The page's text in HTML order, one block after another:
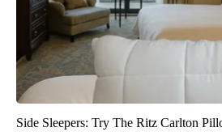
Side Sleepers: Try The Ritz Carlton